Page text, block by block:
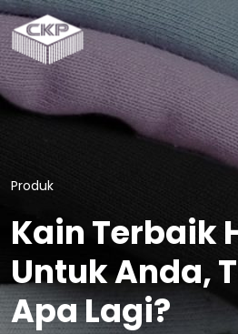
Produk
Kain Terbaik
Untuk Anda,
Apa Lagi?